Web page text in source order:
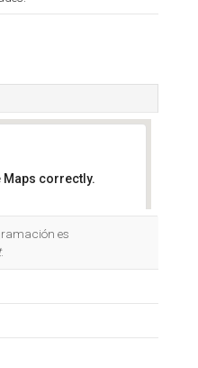
Maps correctly.
es
.